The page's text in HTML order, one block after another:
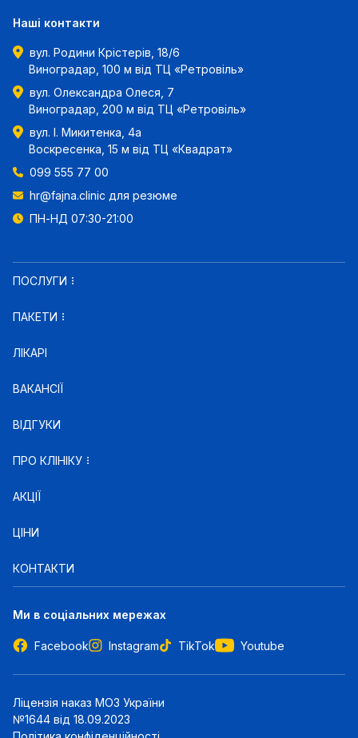
Наші контакти
вул. Родини Крістерів, 18/6
Виноградар, 100 м від ТЦ «Ретровіль»
вул. Олександра Олеся, 7
Виноградар, 200 м від ТЦ «Ретровіль»
вул. І. Микитенка, 4а
Воскресенка, 15 м від ТЦ «Квадрат»
099 555 77 00
hr@fajna.clinic для резюме
ПН-НД 07:30-21:00
ПОСЛУГИ
ПАКЕТИ
ЛІКАРІ
ВАКАНСІЇ
ВІДГУКИ
ПРО КЛІНІКУ
АКЦІЇ
ЦІНИ
КОНТАКТИ
Ми в соціальних мережах
Facebook Instagram TikTok Youtube
Ліцензія наказ МОЗ України
№1644 від 18.09.2023